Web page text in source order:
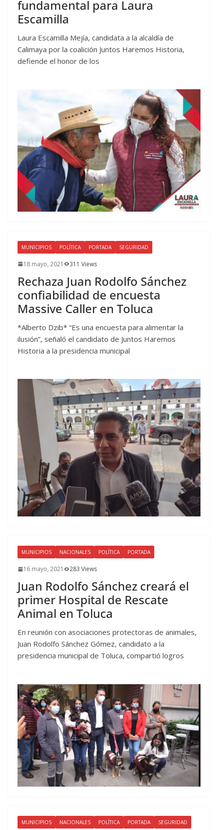
fundamental para Laura
Escamilla
Laura Escamilla Mejía, candidata a la alcaldía de
Calimaya por la coalición Juntos Haremos Historia,
defiende el honor de los
MUNICIPIOS POLÍTICA PORTADA SEGURIDAD
18 mayo, 2021 311 Views
Rechaza Juan Rodolfo Sánchez
confiabilidad de encuesta
Massive Caller en Toluca
*Alberto Dzib* “Es una encuesta para alimentar la
ilusión”, señaló el candidato de Juntos Haremos
Historia a la presidencia municipal
MUNICIPIOS NACIONALES POLÍTICA PORTADA
16 mayo, 2021 283 Views
Juan Rodolfo Sánchez creará el
primer Hospital de Rescate
Animal en Toluca
En reunión con asociaciones protectoras de animales,
Juan Rodolfo Sánchez Gómez, candidato a la
presidencia municipal de Toluca, compartió logros
MUNICIPIOS NACIONALES POLÍTICA PORTADA SEGURIDAD